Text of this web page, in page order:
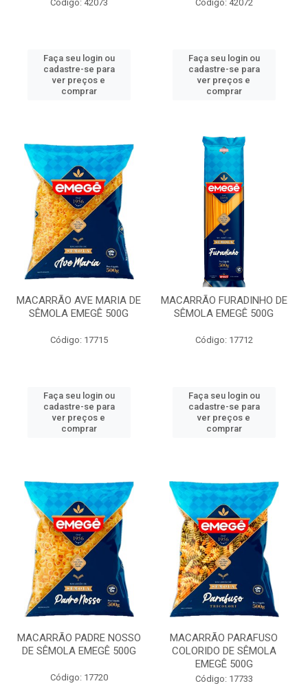
Código: 42073
Faça seu login ou
cadastre-se para
ver preços e
comprar
Código: 42072
Faça seu login ou
cadastre-se para
ver preços e
comprar
MACARRÃO AVE MARIA DE
SÊMOLA EMEGÊ 500G
Código: 17715
Faça seu login ou
cadastre-se para
ver preços e
comprar
MACARRÃO FURADINHO DE
SÊMOLA EMEGÊ 500G
Código: 17712
Faça seu login ou
cadastre-se para
ver preços e
comprar
MACARRÃO PADRE NOSSO
DE SÊMOLA EMEGÊ 500G
Código: 17720
MACARRÃO PARAFUSO
COLORIDO DE SÊMOLA
EMEGÊ 500G
Código: 17733